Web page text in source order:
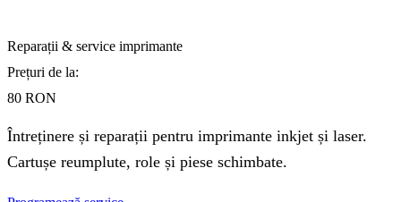
Reparații & service imprimante
Prețuri de la:
80 RON
Întreținere și reparații pentru imprimante inkjet și laser.
Cartușe reumplute, role și piese schimbate.